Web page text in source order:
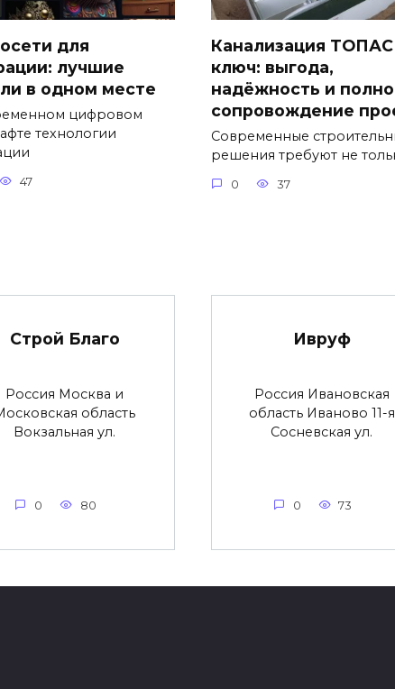
для
лучшие
в одном месте
цифровом
технологии
47
Канализация
ключ: выгода,
надёжность и
сопровождение
Современные
решения требуют не
0 37
Строй Благо
Россия Москва и
область
Вокзальная ул.
0 80
Ивруф
Россия Ивановская
область Иваново 11-я
Сосневская ул.
0 73